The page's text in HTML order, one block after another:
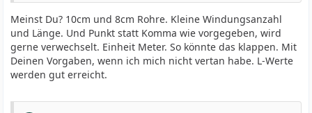
Meinst Du? 10cm und 8cm Rohre. Kleine Windungsanzahl
und Länge. Und Punkt statt Komma wie vorgegeben, wird
gerne verwechselt. Einheit Meter. So könnte das klappen. Mit
Deinen Vorgaben, wenn ich mich nicht vertan habe. L-Werte
werden gut erreicht.